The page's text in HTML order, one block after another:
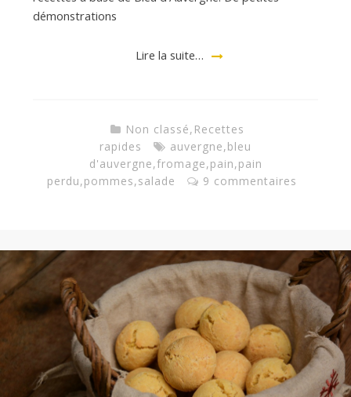
démonstrations
Lire la suite…
Non classé, Recettes
rapides
auvergne,bleu
d'auvergne,fromage,pain,pain
perdu,pommes,salade 9 commentaires